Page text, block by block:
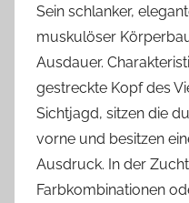
Sein schlanker,
muskulöser
Ausdauer.
gestreckte Kopf des
Sichtjagd, sitzen die
vorne und besitzen
Ausdruck. In der
Farbkombinationen